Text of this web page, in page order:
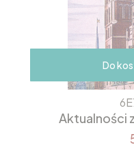
Do
Aktualności